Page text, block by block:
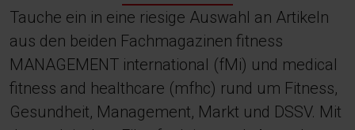
Tauche ein in eine riesige Auswahl an Artikeln
aus den beiden Fachmagazinen fitness
MANAGEMENT international (fMi) und medical
fitness and healthcare (mfhc) rund um Fitness,
Gesundheit, Management, Markt und DSSV. Mit